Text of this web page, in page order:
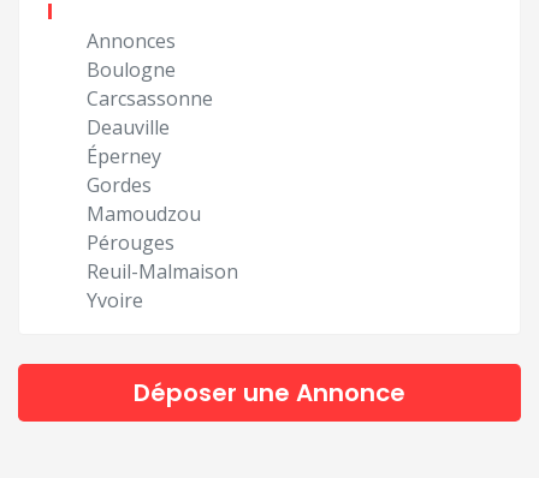
Annonces
Boulogne
Carcsassonne
Deauville
Éperney
Gordes
Mamoudzou
Pérouges
Reuil-Malmaison
Yvoire
Déposer une Annonce